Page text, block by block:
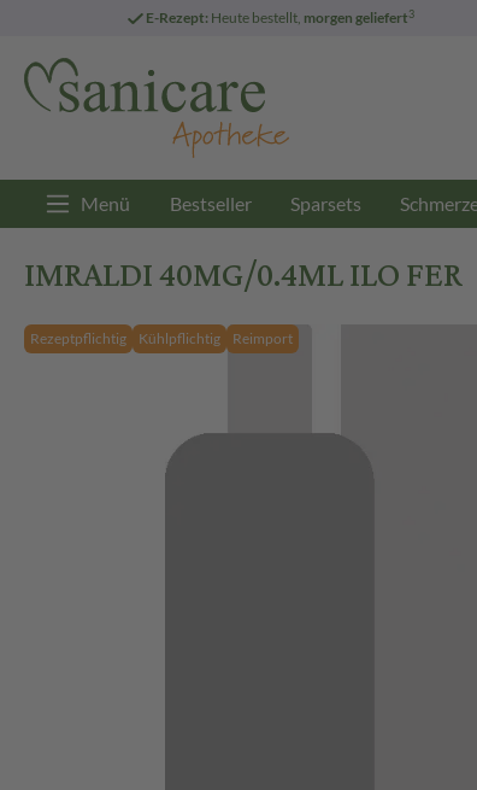
E-Rezept: Heute bestellt, morgen geliefert3
Menü Bestseller Sparsets
IMRALDI 40MG/0.4ML ILO FER
Rezeptpflichtig Kühlpflichtig Reimport